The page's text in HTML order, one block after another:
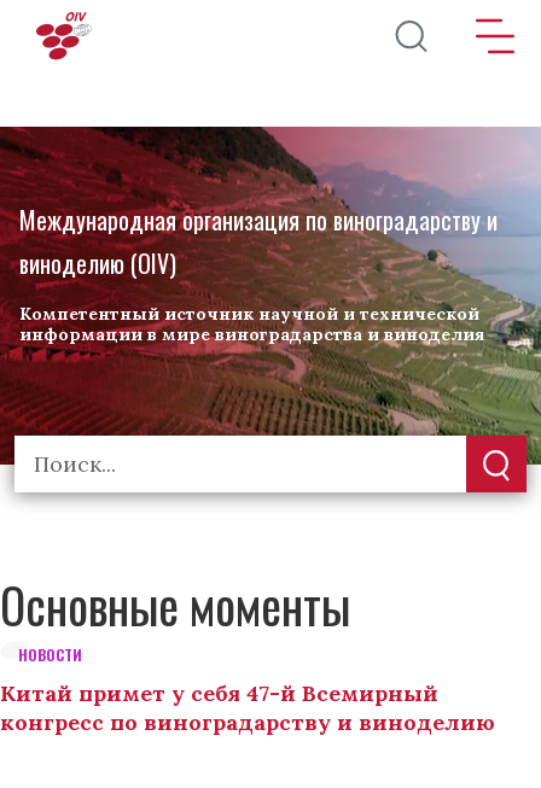
Перейти к основному содержанию
Международная организация по виноградарству и
виноделию (OIV)
Компетентный источник научной и технической
информации в мире виноградарства и виноделия
Основные моменты
НОВОСТИ
Китай примет у себя 47-й Всемирный
конгресс по виноградарству и виноделию